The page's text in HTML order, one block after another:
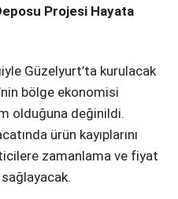
Projesi Hayata
Güzelyurt’ta kurulacak
bölge ekonomisi
olduğuna değinildi.
ürün kayıplarını
zamanlama ve fiyat